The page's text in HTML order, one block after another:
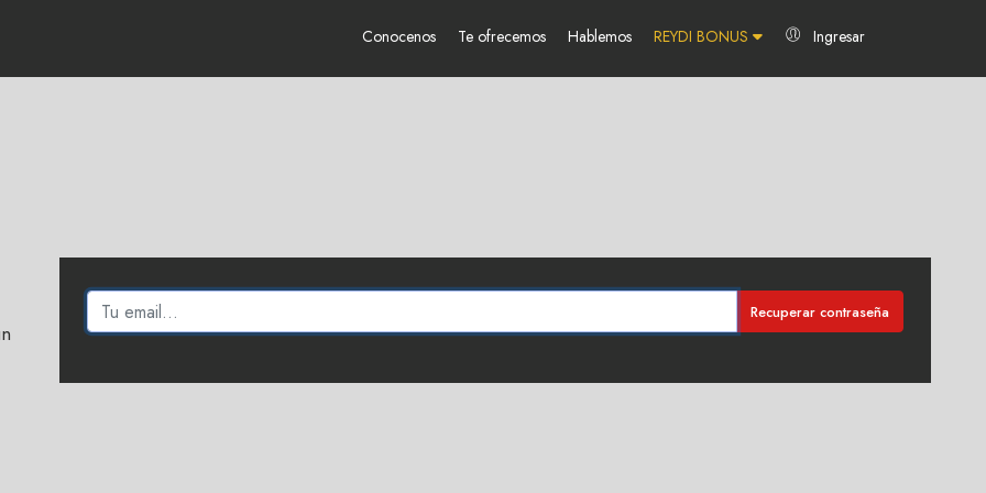
Conocenos Te ofrecemos Hablemos REYDI BONUS Ingresar
Recuperar contraseña